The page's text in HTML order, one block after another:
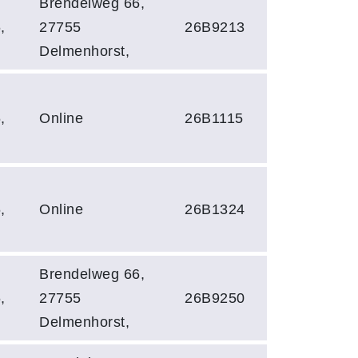
Brendelweg 66,
27755
Delmenhorst,
26B9213
Online 26B1115
Online 26B1324
Brendelweg 66,
27755
Delmenhorst,
26B9250